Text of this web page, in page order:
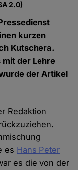
2.0)
kurzen
Kutschera.
mit der Lehre
der Artikel
Redaktion
es Hans Peter
es die von der